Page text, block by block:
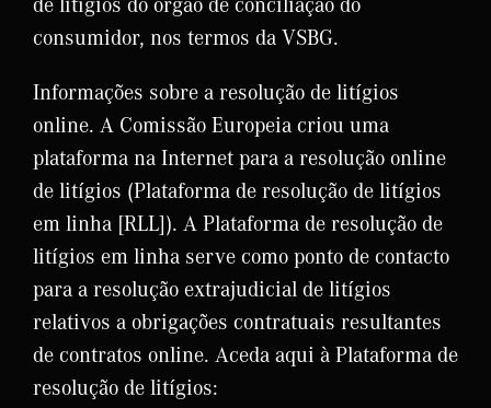
consumidor, nos termos da VSBG.
Informações sobre a resolução de litígios
online. A Comissão Europeia criou uma
plataforma na Internet para a resolução online
de litígios (Plataforma de resolução de litígios
em linha [RLL]). A Plataforma de resolução de
litígios em linha serve como ponto de contacto
para a resolução extrajudicial de litígios
relativos a obrigações contratuais resultantes
de contratos online. Aceda aqui à Plataforma de
resolução de litígios: